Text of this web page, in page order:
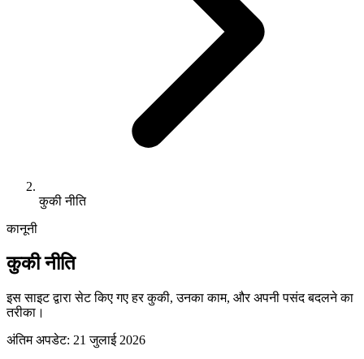
कुकी नीति
कानूनी
कुकी नीति
इस साइट द्वारा सेट किए गए हर कुकी, उनका काम, और अपनी पसंद बदलने का
तरीका।
अंतिम अपडेट: 21 जुलाई 2026